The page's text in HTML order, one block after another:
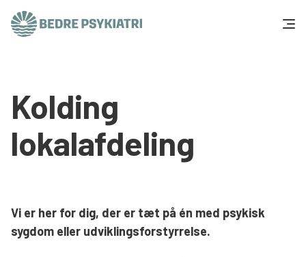
Tal og fakta
Om os
Presse og politik
Kolding
lokalafdeling
Vi er her for dig, der er tæt på én med psykisk
sygdom eller udviklingsforstyrrelse.